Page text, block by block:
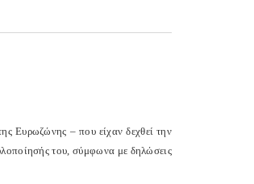
Ευρωζώνης – που είχαν δεχθεί την
του, σύμφωνα με δηλώσεις